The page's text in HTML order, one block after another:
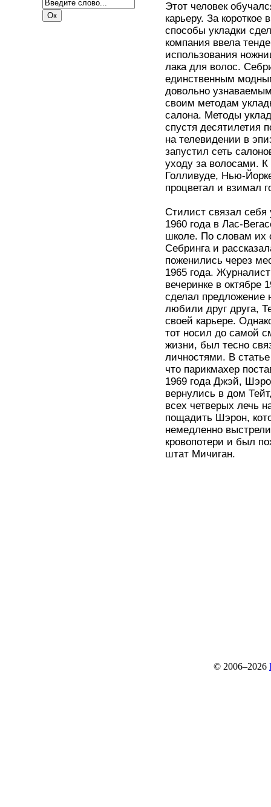
Этот человек
карьеру. За
способы укладки
компания ввела
использования
лака для волос.
единственным
довольно
своим методам
салона. Методы
спустя десятилетия
на телевидении в
запустил сеть
уходу за волосами.
Голливуде, Нью-
процветал и взимал
Стилист связал
1960 года в Лас-
школе. По словам их
Себринга и
поженились через
1965 года.
вечеринке в октябре
сделал предложение
любили друг друга,
своей карьере.
тот носил до самой
жизни, был тесно
личностями. В
что парикмахер
1969 года Джэй,
вернулись в дом
всех четверых лечь
пощадить Шэрон,
немедленно
кровопотери и был
штат Мичиган.
© 2006–2026